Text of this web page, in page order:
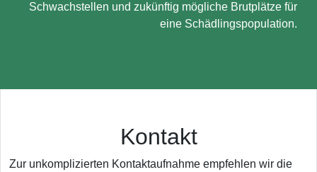
Schwachstellen und zukünftig mögliche Brutplätze für
eine Schädlingspopulation.
Kontakt
Zur unkomplizierten Kontaktaufnahme empfehlen wir die